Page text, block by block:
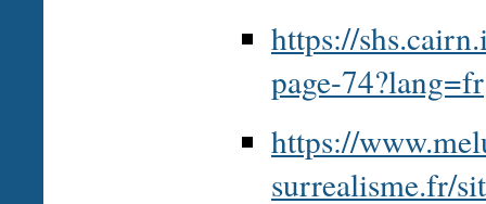
https://
page-74?lang=fr
https://
surrealisme.fr/